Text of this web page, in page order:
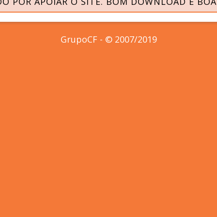
GrupoCF - © 2007/2019